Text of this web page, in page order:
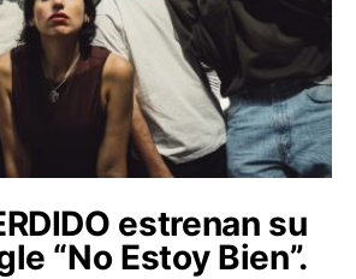
estrenan su
“No Estoy Bien”.